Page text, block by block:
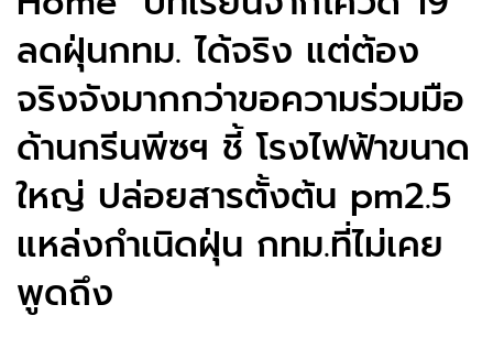
ลดฝุ่นกทม. ได้จริง แต่ต้อง
จริงจังมากกว่าขอความร่วมมือ
ด้านกรีนพีซฯ ชี้ โรงไฟฟ้าขนาด
ใหญ่ ปล่อยสารตั้งต้น pm2.5
แหล่งกำเนิดฝุ่น กทม.ที่ไม่เคย
พูดถึง